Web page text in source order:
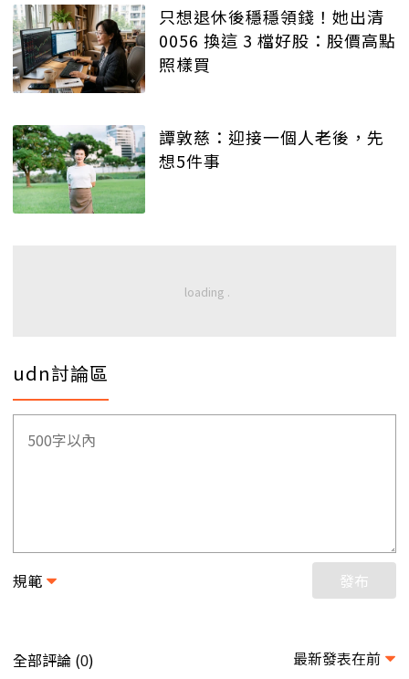
只想退休後穩穩領錢！她出清
0056 換這 3 檔好股：股價高點
照樣買
譚敦慈：迎接一個人老後，先
想5件事
udn討論區
規範 發布
全部評論 (0) 最新發表在前